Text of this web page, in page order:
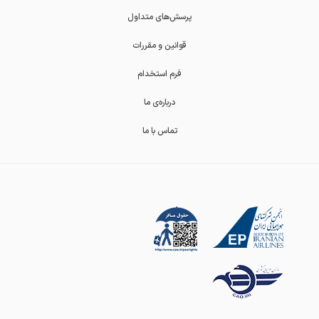
پرسش‌های متداول
قوانین و مقررات
فرم استخدام
درباره‌ی ما
تماس با ما